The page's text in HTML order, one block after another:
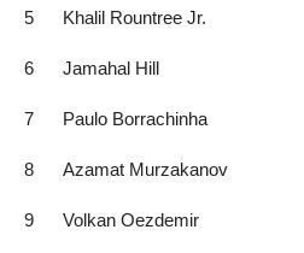
5 Khalil Rountree Jr.
6 Jamahal Hill
7 Paulo Borrachinha
8 Azamat Murzakanov
9 Volkan Oezdemir